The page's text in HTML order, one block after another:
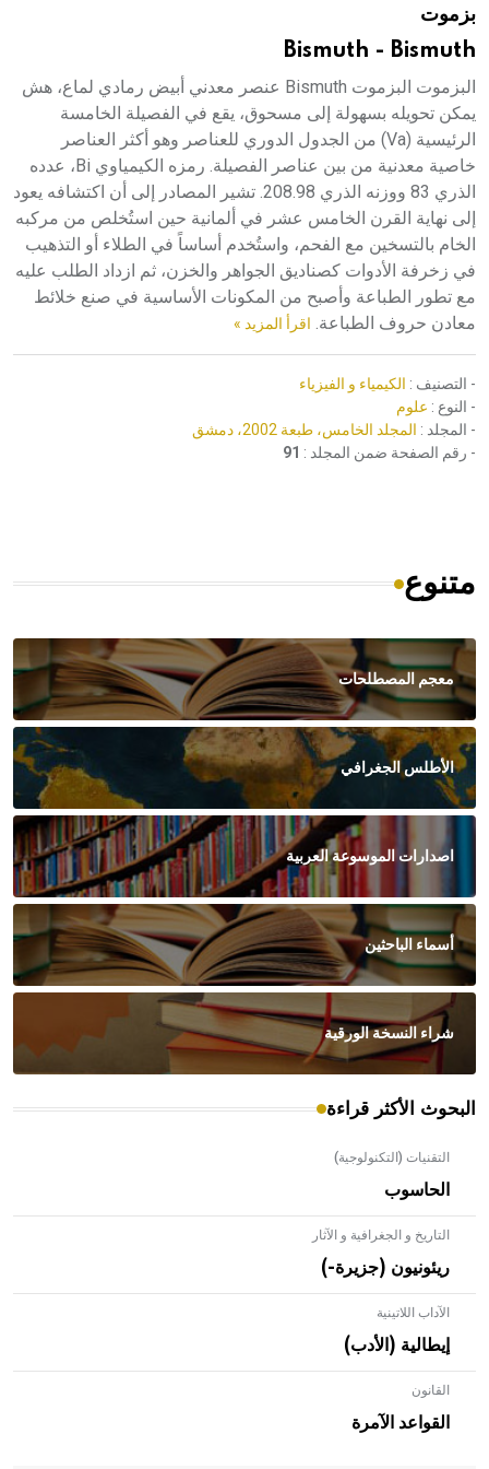
بزموت
Bismuth - Bismuth
البزموت البزموت Bismuth عنصر معدني أبيض رمادي لماع، هش
يمكن تحويله بسهولة إلى مسحوق، يقع في الفصيلة الخامسة
الرئيسية (Va) من الجدول الدوري للعناصر وهو أكثر العناصر
خاصية معدنية من بين عناصر الفصيلة. رمزه الكيمياوي Bi، عدده
الذري 83 ووزنه الذري 208.98. تشير المصادر إلى أن اكتشافه يعود
إلى نهاية القرن الخامس عشر في ألمانية حين استُخلص من مركبه
الخام بالتسخين مع الفحم، واستُخدم أساساً في الطلاء أو التذهيب
في زخرفة الأدوات كصناديق الجواهر والخزن، ثم ازداد الطلب عليه
مع تطور الطباعة وأصبح من المكونات الأساسية في صنع خلائط
معادن حروف الطباعة. اقرأ المزيد »
- التصنيف : الكيمياء و الفيزياء
- النوع : علوم
- المجلد : المجلد الخامس، طبعة 2002، دمشق
- رقم الصفحة ضمن المجلد : 91
متنوع
معجم المصطلحات
الأطلس الجغرافي
اصدارات الموسوعة العربية
أسماء الباحثين
شراء النسخة الورقية
البحوث الأكثر قراءة
التقنيات (التكنولوجية)
الحاسوب
التاريخ و الجغرافية و الآثار
ريئونيون (جزيرة-)
الآداب اللاتينية
إيطالية (الأدب)
القانون
القواعد الآمرة
- هل تعلم أن الأبلق نوع من الفنون الهندسية التي ارتبطت
بالعمارة الإسلامية في بلاد الشام ومصر خاصة، حيث يحرص
المعمار على بناء مداميكه وخاصة في الواجهات